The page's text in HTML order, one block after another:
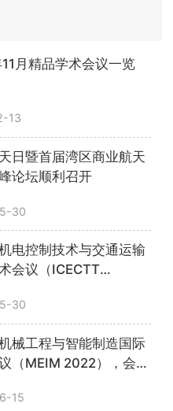
月精品学术会议一览
13
日暨首届湾区商业航天
论坛顺利召开
30
电控制技术与交通运输
会议（ICECTT
30
械工程与智能制造国际
（MEIM 2022），会议
15